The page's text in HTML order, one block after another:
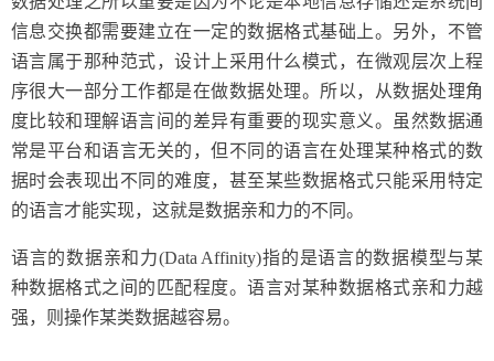
信息交换都需要建立在一定的数据格式基础上。另外，不管
语言属于那种范式，设计上采用什么模式，在微观层次上程
序很大一部分工作都是在做数据处理。所以，从数据处理角
度比较和理解语言间的差异有重要的现实意义。虽然数据通
常是平台和语言无关的，但不同的语言在处理某种格式的数
据时会表现出不同的难度，甚至某些数据格式只能采用特定
的语言才能实现，这就是数据亲和力的不同。
语言的数据亲和力(Data Affinity)指的是语言的数据模型与某
种数据格式之间的匹配程度。语言对某种数据格式亲和力越
强，则操作某类数据越容易。